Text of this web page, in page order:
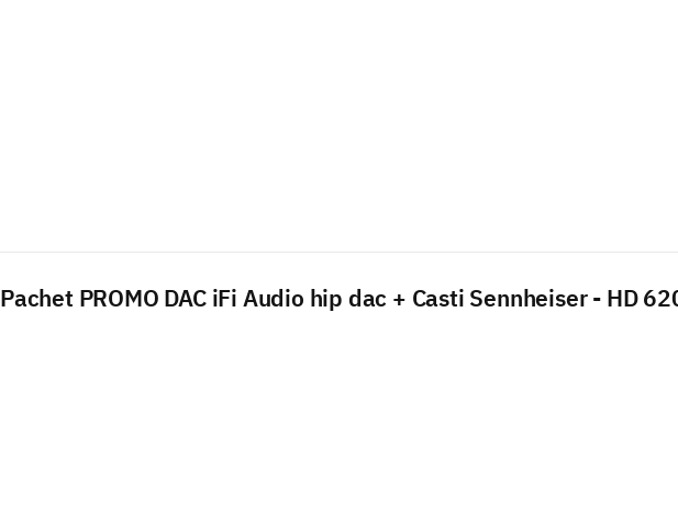
Pachet PROMO DAC iFi Audio hip dac + Casti Sennheiser - HD